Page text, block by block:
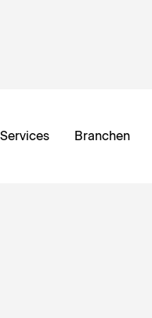
Services Branchen